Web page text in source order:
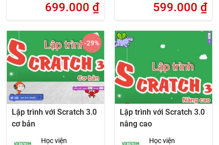
699.000 ₫ 599.000 ₫
Lập trình với Scratch 3.0
cơ bản
Học viện
-29%
Lập trình với Scratch 3.0
nâng cao
Học viện